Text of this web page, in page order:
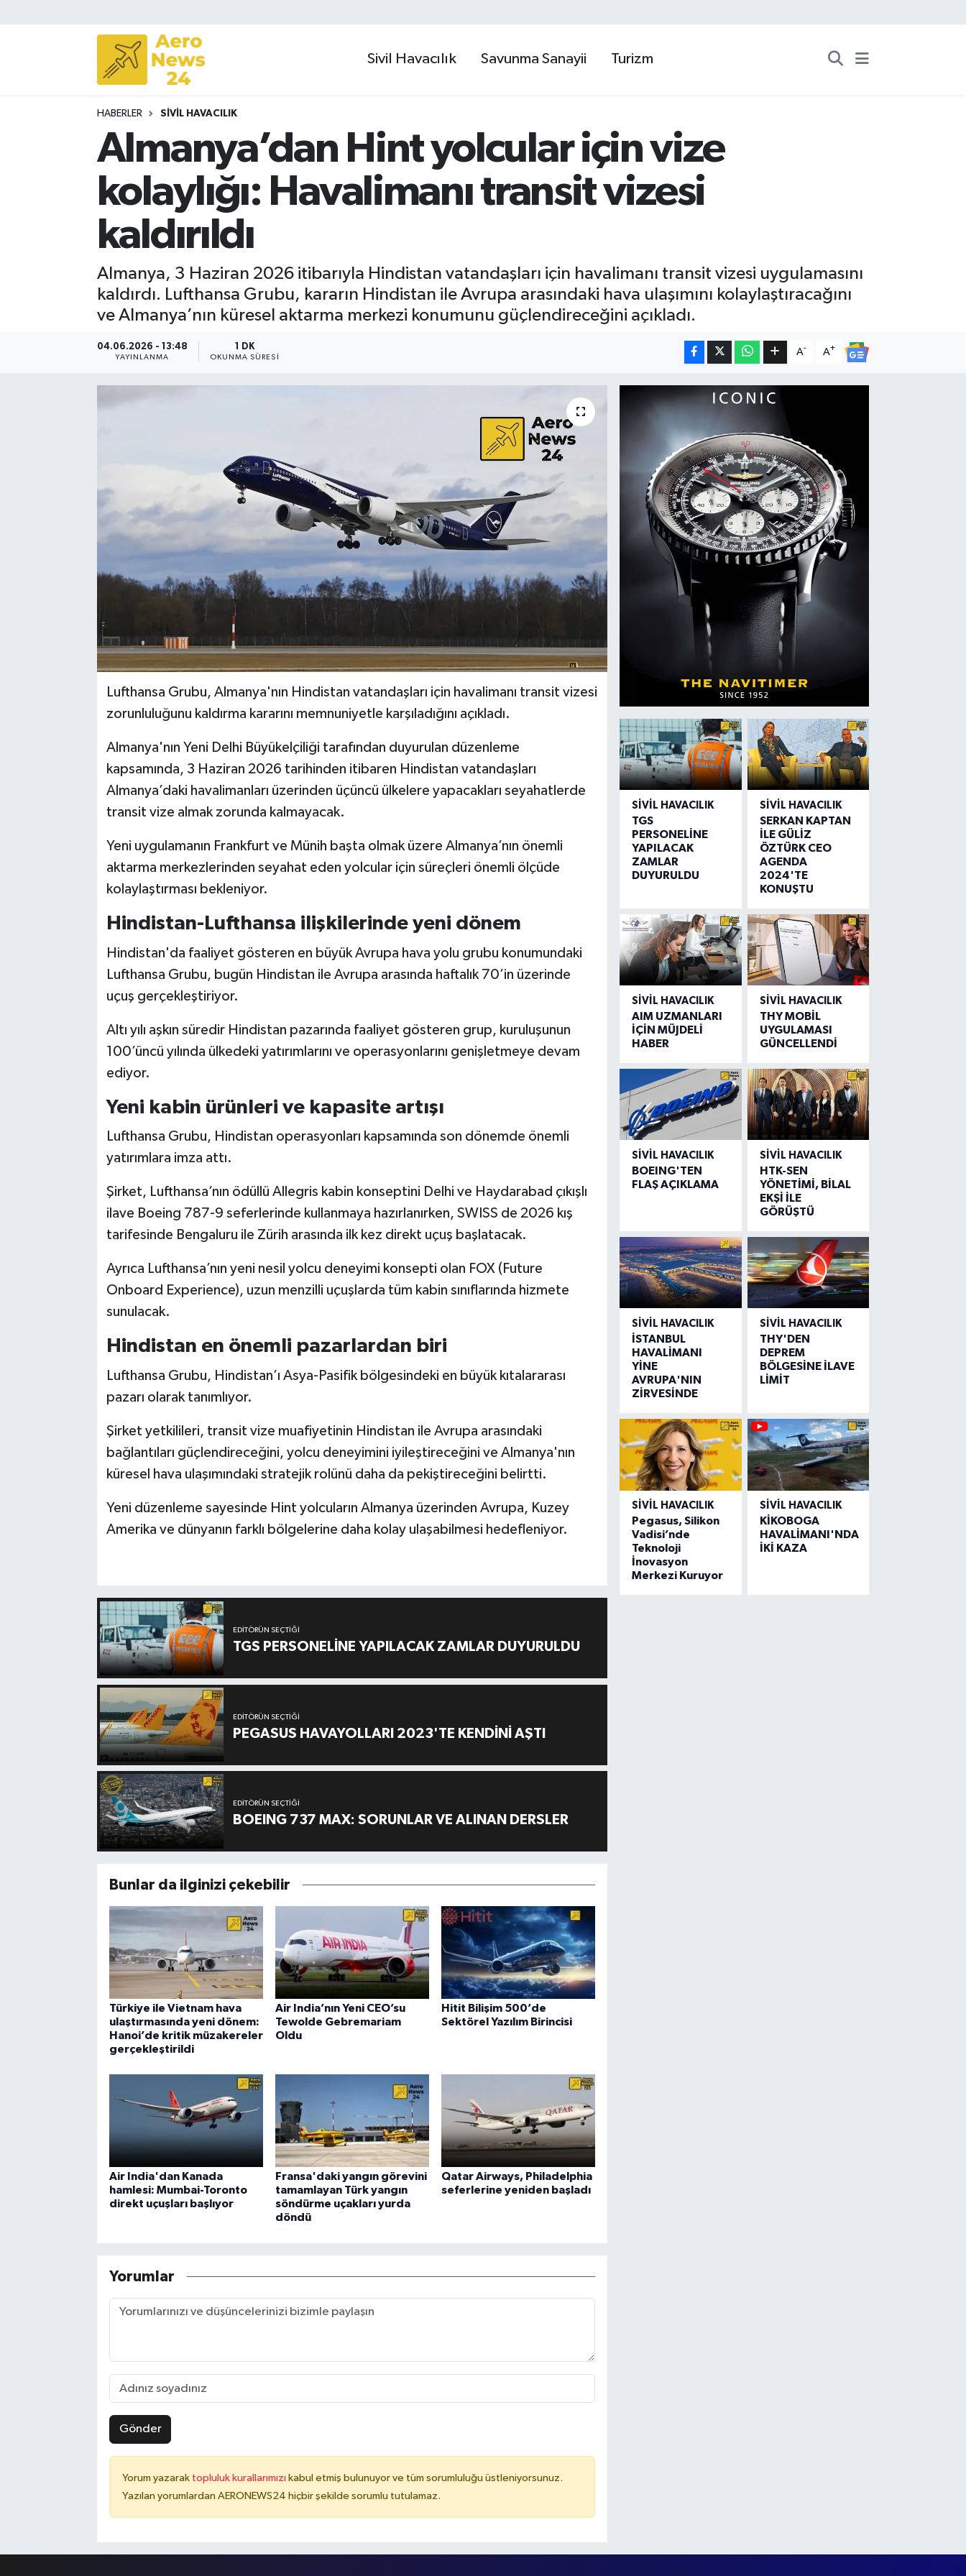
Sivil Havacılık Savunma Sanayii Turizm
HABERLER SIVIL HAVACILIK
Almanya’dan Hint yolcular için vize
kolaylığı: Havalimanı transit vizesi
kaldırıldı
Almanya, 3 Haziran 2026 itibarıyla Hindistan vatandaşları için havalimanı transit vizesi uygulamasını
kaldırdı. Lufthansa Grubu, kararın Hindistan ile Avrupa arasındaki hava ulaşımını kolaylaştıracağını
ve Almanya’nın küresel aktarma merkezi konumunu güçlendireceğini açıkladı.
04.06.2026 - 13:48
YAYINLANMA
1 DK
OKUNMA SÜRESI
A- A+
Lufthansa Grubu, Almanya'nın Hindistan vatandaşları için havalimanı transit vizesi
zorunluluğunu kaldırma kararını memnuniyetle karşıladığını açıkladı.
Almanya'nın Yeni Delhi Büyükelçiliği tarafından duyurulan düzenleme
kapsamında, 3 Haziran 2026 tarihinden itibaren Hindistan vatandaşları
Almanya’daki havalimanları üzerinden üçüncü ülkelere yapacakları seyahatlerde
transit vize almak zorunda kalmayacak.
Yeni uygulamanın Frankfurt ve Münih başta olmak üzere Almanya’nın önemli
aktarma merkezlerinden seyahat eden yolcular için süreçleri önemli ölçüde
kolaylaştırması bekleniyor.
Hindistan-Lufthansa ilişkilerinde yeni dönem
Hindistan'da faaliyet gösteren en büyük Avrupa hava yolu grubu konumundaki
Lufthansa Grubu, bugün Hindistan ile Avrupa arasında haftalık 70’in üzerinde
uçuş gerçekleştiriyor.
Altı yılı aşkın süredir Hindistan pazarında faaliyet gösteren grup, kuruluşunun
100’üncü yılında ülkedeki yatırımlarını ve operasyonlarını genişletmeye devam
ediyor.
Yeni kabin ürünleri ve kapasite artışı
Lufthansa Grubu, Hindistan operasyonları kapsamında son dönemde önemli
yatırımlara imza attı.
Şirket, Lufthansa’nın ödüllü Allegris kabin konseptini Delhi ve Haydarabad çıkışlı
ilave Boeing 787-9 seferlerinde kullanmaya hazırlanırken, SWISS de 2026 kış
tarifesinde Bengaluru ile Zürih arasında ilk kez direkt uçuş başlatacak.
Ayrıca Lufthansa’nın yeni nesil yolcu deneyimi konsepti olan FOX (Future
Onboard Experience), uzun menzilli uçuşlarda tüm kabin sınıflarında hizmete
sunulacak.
Hindistan en önemli pazarlardan biri
Lufthansa Grubu, Hindistan’ı Asya-Pasifik bölgesindeki en büyük kıtalararası
pazarı olarak tanımlıyor.
Şirket yetkilileri, transit vize muafiyetinin Hindistan ile Avrupa arasındaki
bağlantıları güçlendireceğini, yolcu deneyimini iyileştireceğini ve Almanya'nın
küresel hava ulaşımındaki stratejik rolünü daha da pekiştireceğini belirtti.
Yeni düzenleme sayesinde Hint yolcuların Almanya üzerinden Avrupa, Kuzey
Amerika ve dünyanın farklı bölgelerine daha kolay ulaşabilmesi hedefleniyor.
EDITÖRÜN SEÇTIĞI
TGS PERSONELİNE YAPILACAK ZAMLAR DUYURULDU
EDITÖRÜN SEÇTIĞI
PEGASUS HAVAYOLLARI 2023'TE KENDİNİ AŞTI
EDITÖRÜN SEÇTIĞI
BOEING 737 MAX: SORUNLAR VE ALINAN DERSLER
Bunlar da ilginizi çekebilir
Türkiye ile Vietnam hava
ulaştırmasında yeni dönem:
Hanoi’de kritik müzakereler
gerçekleştirildi
Air India’nın Yeni CEO’su
Tewolde Gebremariam
Oldu
Hitit Bilişim 500’de
Sektörel Yazılım Birincisi
Air India'dan Kanada
hamlesi: Mumbai-Toronto
direkt uçuşları başlıyor
Fransa'daki yangın görevini
tamamlayan Türk yangın
söndürme uçakları yurda
döndü
Qatar Airways, Philadelphia
seferlerine yeniden başladı
Yorumlar
Gönder
Yorum yazarak topluluk kurallarımızı kabul etmiş bulunuyor ve tüm sorumluluğu üstleniyorsunuz.
Yazılan yorumlardan AERONEWS24 hiçbir şekilde sorumlu tutulamaz.
SIVIL HAVACILIK
TGS
PERSONELİNE
YAPILACAK
ZAMLAR
DUYURULDU
SIVIL HAVACILIK
SERKAN KAPTAN
İLE GÜLİZ
ÖZTÜRK CEO
AGENDA
2024'TE
KONUŞTU
SIVIL HAVACILIK
AIM UZMANLARI
İÇİN MÜJDELİ
HABER
SIVIL HAVACILIK
THY MOBİL
UYGULAMASI
GÜNCELLENDİ
SIVIL HAVACILIK
BOEING'TEN
FLAŞ AÇIKLAMA
SIVIL HAVACILIK
HTK-SEN
YÖNETİMİ, BİLAL
EKŞİ İLE
GÖRÜŞTÜ
SIVIL HAVACILIK
İSTANBUL
HAVALİMANI
YİNE
AVRUPA'NIN
ZİRVESİNDE
SIVIL HAVACILIK
THY'DEN
DEPREM
BÖLGESİNE İLAVE
LİMİT
SIVIL HAVACILIK
Pegasus, Silikon
Vadisi’nde
Teknoloji
İnovasyon
Merkezi Kuruyor
SIVIL HAVACILIK
KİKOBOGA
HAVALİMANI'NDA
İKİ KAZA
Sivil Havacılık